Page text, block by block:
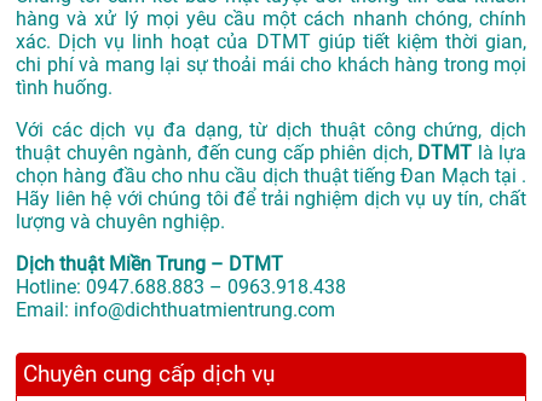
hàng và xử lý mọi yêu cầu một cách nhanh chóng, chính
xác. Dịch vụ linh hoạt của DTMT giúp tiết kiệm thời gian,
chi phí và mang lại sự thoải mái cho khách hàng trong mọi
tình huống.
Với các dịch vụ đa dạng, từ dịch thuật công chứng, dịch
thuật chuyên ngành, đến cung cấp phiên dịch, DTMT là lựa
chọn hàng đầu cho nhu cầu dịch thuật tiếng Đan Mạch tại .
Hãy liên hệ với chúng tôi để trải nghiệm dịch vụ uy tín, chất
lượng và chuyên nghiệp.
Dịch thuật Miền Trung – DTMT
Hotline: 0947.688.883 – 0963.918.438
Email: info@dichthuatmientrung.com
Chuyên cung cấp dịch vụ